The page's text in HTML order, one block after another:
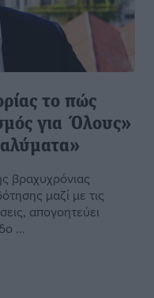
το πώς
για Όλους»
βραχυχρόνιας
μαζί με τις
απογοητεύει
...